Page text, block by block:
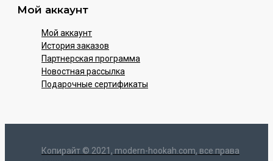
Мой аккаунт
Мой аккаунт
История заказов
Партнерская программа
Новостная рассылка
Подарочные сертификаты
Копирайт © 2021, modern-hookah.com, все права